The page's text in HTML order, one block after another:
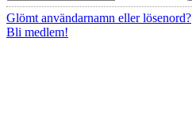
Glömt användarnamn eller lösenord?
Bli medlem!